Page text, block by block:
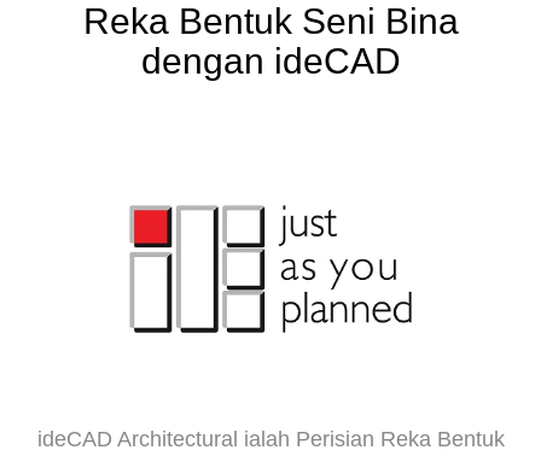
Reka Bentuk Seni Bina
dengan ideCAD
ideCAD Architectural ialah Perisian Reka Bentuk